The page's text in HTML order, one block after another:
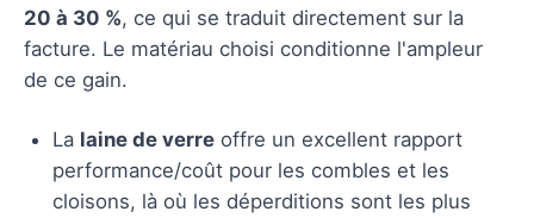
20 à 30 %, ce qui se traduit directement sur la
facture. Le matériau choisi conditionne l'ampleur
de ce gain.
La laine de verre offre un excellent rapport
performance/coût pour les combles et les
cloisons, là où les déperditions sont les plus